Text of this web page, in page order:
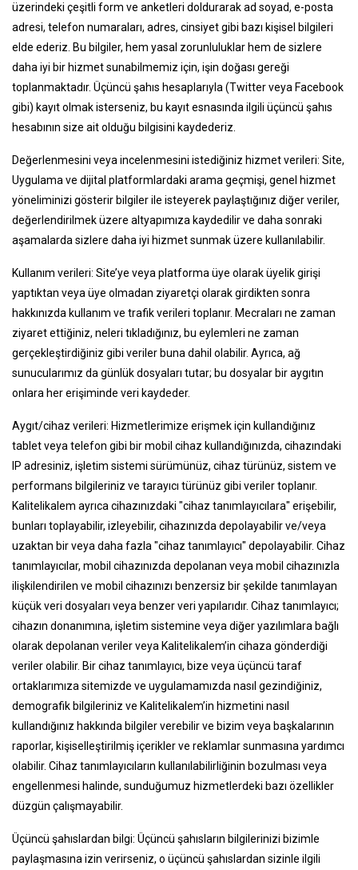
üzerindeki çeşitli form ve anketleri doldurarak ad soyad, e-posta
adresi, telefon numaraları, adres, cinsiyet gibi bazı kişisel bilgileri
elde ederiz. Bu bilgiler, hem yasal zorunluluklar hem de sizlere
daha iyi bir hizmet sunabilmemiz için, işin doğası gereği
toplanmaktadır. Üçüncü şahıs hesaplarıyla (Twitter veya Facebook
gibi) kayıt olmak isterseniz, bu kayıt esnasında ilgili üçüncü şahıs
hesabının size ait olduğu bilgisini kaydederiz.
Değerlenmesini veya incelenmesini istediğiniz hizmet verileri: Site,
Uygulama ve dijital platformlardaki arama geçmişi, genel hizmet
yöneliminizi gösterir bilgiler ile isteyerek paylaştığınız diğer veriler,
değerlendirilmek üzere altyapımıza kaydedilir ve daha sonraki
aşamalarda sizlere daha iyi hizmet sunmak üzere kullanılabilir.
Kullanım verileri: Site’ye veya platforma üye olarak üyelik girişi
yaptıktan veya üye olmadan ziyaretçi olarak girdikten sonra
hakkınızda kullanım ve trafik verileri toplanır. Mecraları ne zaman
ziyaret ettiğiniz, neleri tıkladığınız, bu eylemleri ne zaman
gerçekleştirdiğiniz gibi veriler buna dahil olabilir. Ayrıca, ağ
sunucularımız da günlük dosyaları tutar; bu dosyalar bir aygıtın
onlara her erişiminde veri kaydeder.
Aygıt/cihaz verileri: Hizmetlerimize erişmek için kullandığınız
tablet veya telefon gibi bir mobil cihaz kullandığınızda, cihazındaki
IP adresiniz, işletim sistemi sürümünüz, cihaz türünüz, sistem ve
performans bilgileriniz ve tarayıcı türünüz gibi veriler toplanır.
Kalitelikalem ayrıca cihazınızdaki "cihaz tanımlayıcılara" erişebilir,
bunları toplayabilir, izleyebilir, cihazınızda depolayabilir ve/veya
uzaktan bir veya daha fazla "cihaz tanımlayıcı" depolayabilir. Cihaz
tanımlayıcılar, mobil cihazınızda depolanan veya mobil cihazınızla
ilişkilendirilen ve mobil cihazınızı benzersiz bir şekilde tanımlayan
küçük veri dosyaları veya benzer veri yapılarıdır. Cihaz tanımlayıcı;
cihazın donanımına, işletim sistemine veya diğer yazılımlara bağlı
olarak depolanan veriler veya Kalitelikalem’in cihaza gönderdiği
veriler olabilir. Bir cihaz tanımlayıcı, bize veya üçüncü taraf
ortaklarımıza sitemizde ve uygulamamızda nasıl gezindiğiniz,
demografik bilgileriniz ve Kalitelikalem’in hizmetini nasıl
kullandığınız hakkında bilgiler verebilir ve bizim veya başkalarının
raporlar, kişiselleştirilmiş içerikler ve reklamlar sunmasına yardımcı
olabilir. Cihaz tanımlayıcıların kullanılabilirliğinin bozulması veya
engellenmesi halinde, sunduğumuz hizmetlerdeki bazı özellikler
düzgün çalışmayabilir.
Üçüncü şahıslardan bilgi: Üçüncü şahısların bilgilerinizi bizimle
paylaşmasına izin verirseniz, o üçüncü şahıslardan sizinle ilgili